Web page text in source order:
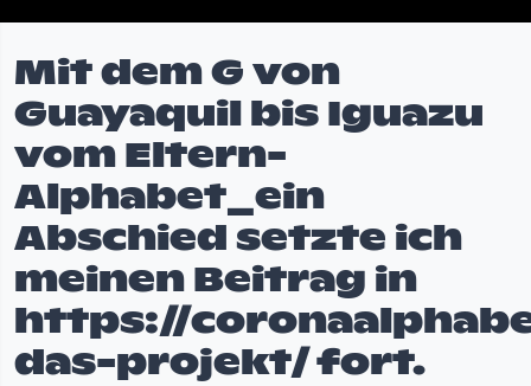
Mit dem G von
Guayaquil bis Iguazu
vom Eltern-
Alphabet_ein
Abschied setzte ich
meinen Beitrag in
https://
das-projekt/ fort.